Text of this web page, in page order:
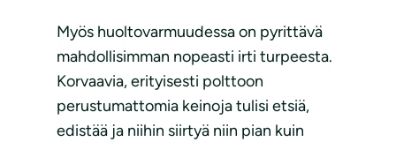
Myös huoltovarmuudessa on pyrittävä
mahdollisimman nopeasti irti turpeesta.
Korvaavia, erityisesti polttoon
perustumattomia keinoja tulisi etsiä,
edistää ja niihin siirtyä niin pian kuin